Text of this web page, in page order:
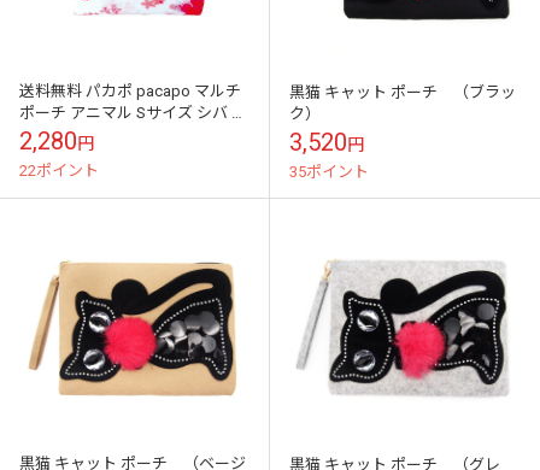
送料無料 パカポ pacapo マルチ
ポーチ アニマル Sサイズ シバ 化
粧ポーチ レディース メンズ ポー
チ メイクポーチ ペン...
2,280円
22ポイント
黒猫 キャット ポーチ （ブラッ
ク）
3,520円
35ポイント
黒猫 キャット ポーチ （ベージ 黒猫 キャット ポーチ （グレ